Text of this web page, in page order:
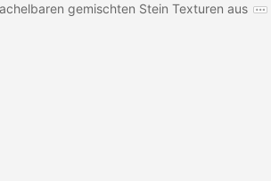
gemischten Stein Texturen aus